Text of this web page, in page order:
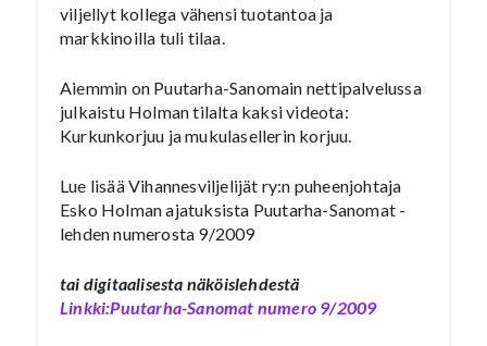
viljellyt kollega vähensi tuotantoa ja
markkinoilla tuli tilaa.
Aiemmin on Puutarha-Sanomain nettipalvelussa
julkaistu Holman tilalta kaksi videota:
Kurkunkorjuu ja mukulasellerin korjuu.
Lue lisää Vihannesviljelijät ry:n puheenjohtaja
Esko Holman ajatuksista Puutarha-Sanomat -
lehden numerosta 9/2009
tai digitaalisesta näköislehdestä
Linkki:Puutarha-Sanomat numero 9/2009